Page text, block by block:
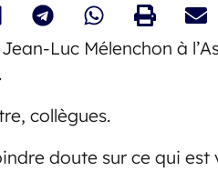
Luc Mélenchon à
collègues.
doute sur ce qui